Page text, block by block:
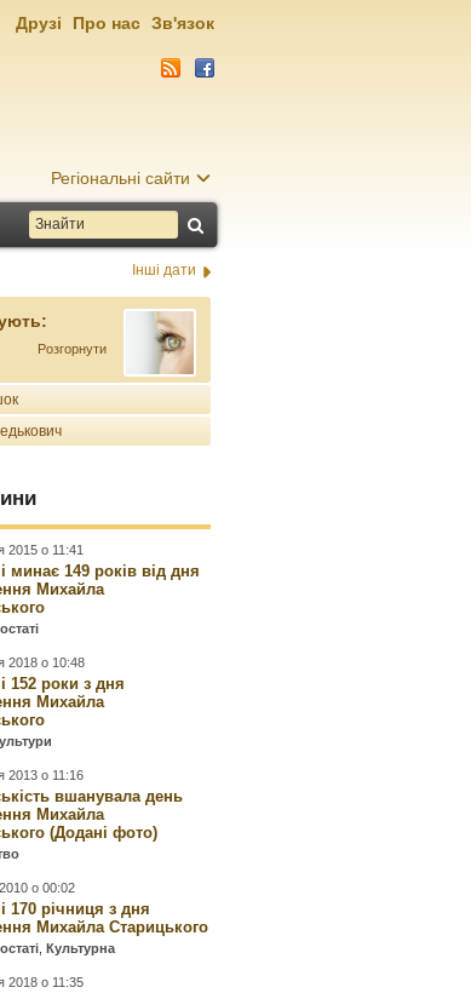
Регіональні сайти
Друзі Про нас Зв'язок
Інші дати
Розгорнути
2015 о 11:41
минає 149 років від дня
Михайла
2018 о 10:48
152 роки з дня
Михайла
2013 о 11:16
вшанувала день
Михайла
(Додані фото)
о 00:02
170 річниця з дня
Михайла Старицького
Культурна
2018 о 11:35